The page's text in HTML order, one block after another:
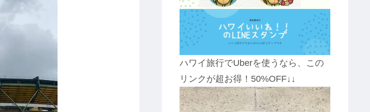
ハワイ旅行でUberを使うなら、この
リンクが超お得！50%OFF↓↓